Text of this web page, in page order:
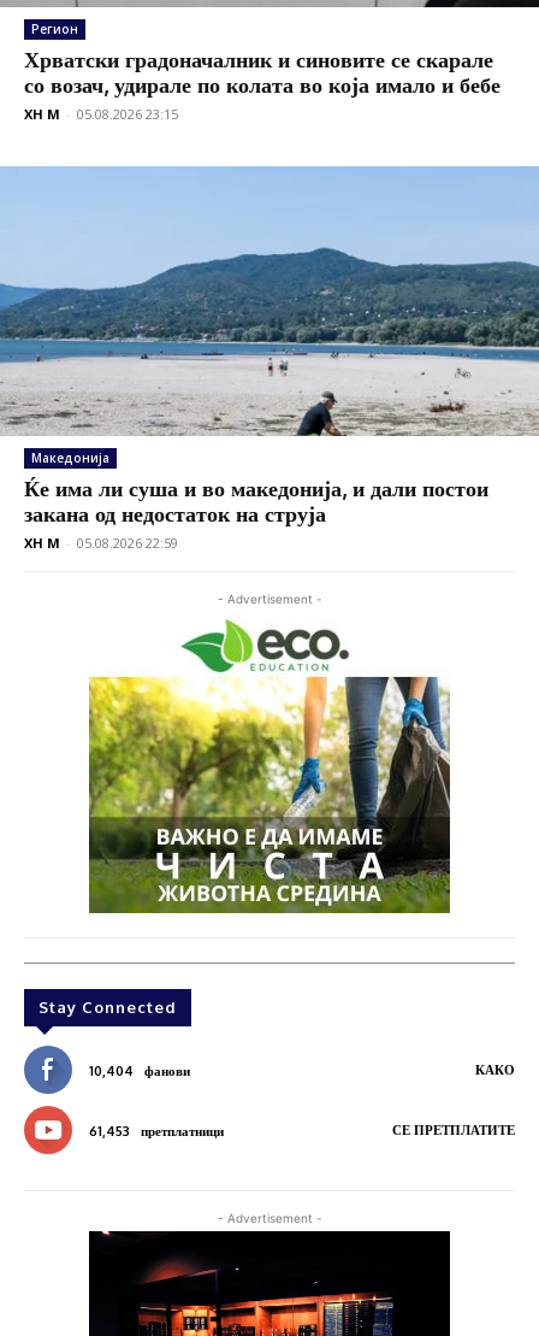
Регион
Хрватски градоначалник и синовите се скарале
со возач, удирале по колата во која имало и бебе
XH M - 05.08.2026 23:15
Македонија
Ќе има ли суша и во македонија, и дали постои
закана од недостаток на струја
XH M - 05.08.2026 22:59
- Advertisement -
Stay Connected
10,404 фанови КАКО
61,453 претплатници СЕ ПРЕТПЛАТИТЕ
- Advertisement -